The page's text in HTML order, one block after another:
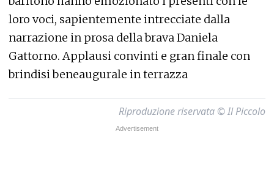
loro voci, sapientemente intrecciate dalla
narrazione in prosa della brava Daniela
Gattorno. Applausi convinti e gran finale con
brindisi beneaugurale in terrazza
Riproduzione riservata © Il Piccolo